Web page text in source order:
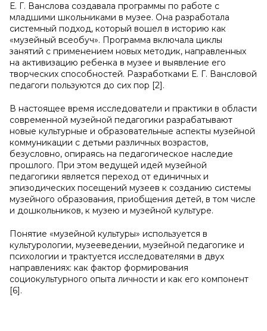
Е. Г. Ванслова создавала программы по работе с
младшими школьниками в музее. Она разработала
системный подход, который вошел в историю как
«музейный всеобуч». Программа включала циклы
занятий с применением новых методик, направленных
на активизацию ребенка в музее и выявление его
творческих способностей. Разработками Е. Г. Вансловой
педагоги пользуются до сих пор [2].
В настоящее время исследователи и практики в области
современной музейной педагогики разрабатывают
новые культурные и образовательные аспекты музейной
коммуникации с детьми различных возрастов,
безусловно, опираясь на педагогическое наследие
прошлого. При этом ведущей идей музейной
педагогики является переход от единичных и
эпизодических посещений музеев к созданию системы
музейного образования, приобщения детей, в том числе
и дошкольников, к музею и музейной культуре.
Понятие «музейной культуры» используется в
культурологии, музееведении, музейной педагогике и
психологии и трактуется исследователями в двух
направлениях: как фактор формирования
социокультурного опыта личности и как его компонент
[6].